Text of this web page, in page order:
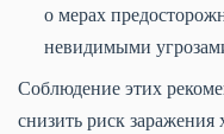
о мерах
невидимыми
Соблюдение этих
снизить риск